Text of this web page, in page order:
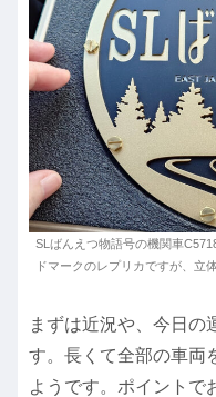
SLばんえつ物語号の機関車
ドマークのレプリカですが、立
まずは近況や、今日の
す。長くて全部の車両
ようです。ポイントで